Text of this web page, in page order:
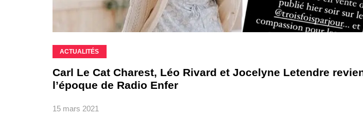
ACTUALITÉS
Carl Le Cat Charest, Léo Rivard et Jocelyne Letendre
l’époque de Radio Enfer
15 mars 2021